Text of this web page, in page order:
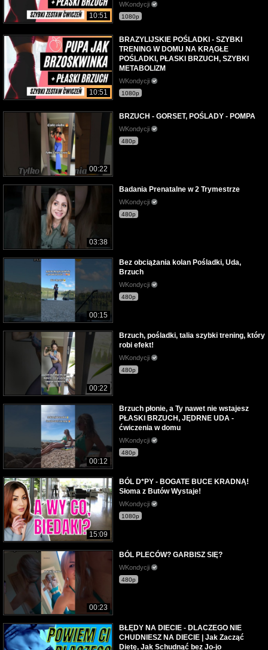
10:51
WKondycji
1080p
10:51
BRAZYLIJSKIE POŚLADKI - SZYBKI
TRENING W DOMU NA KRĄGŁE
POŚLADKI, PŁASKI BRZUCH, SZYBKI
METABOLIZM
WKondycji
1080p
00:22
BRZUCH - GORSET, POŚLADY - POMPA
WKondycji
480p
03:38
Badania Prenatalne w 2 Trymestrze
WKondycji
480p
00:15
Bez obciążania kolan Pośladki, Uda,
Brzuch
WKondycji
480p
00:22
Brzuch, pośladki, talia szybki trening, który
robi efekt!
WKondycji
480p
00:12
Brzuch płonie, a Ty nawet nie wstajesz
PŁASKI BRZUCH, JĘDRNE UDA -
ćwiczenia w domu
WKondycji
480p
15:09
BÓL D*PY - BOGATE BUCE KRADNĄ!
Słoma z Butów Wystaje!
WKondycji
1080p
00:23
BÓL PLECÓW? GARBISZ SIĘ?
WKondycji
480p
BŁĘDY NA DIECIE - DLACZEGO NIE
CHUDNIESZ NA DIECIE | Jak Zacząć
Dietę, Jak Schudnąć bez Jo-jo